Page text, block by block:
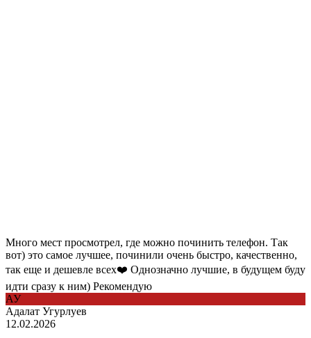
Много мест просмотрел, где можно починить телефон. Так
вот) это самое лучшее, починили очень быстро, качественно,
так еще и дешевле всех❤️ Однозначно лучшие, в будущем буду
идти сразу к ним) Рекомендую
АУ
Адалат Угурлуев
12.02.2026